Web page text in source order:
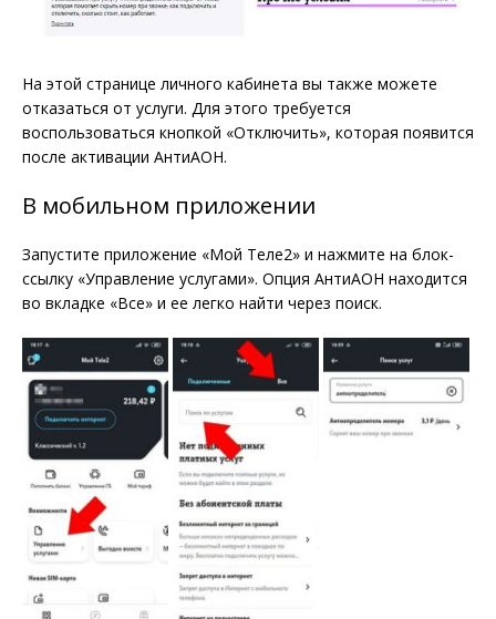
На этой странице личного кабинета вы также можете
отказаться от услуги. Для этого требуется
воспользоваться кнопкой «Отключить», которая появится
после активации АнтиАОН.
В мобильном приложении
Запустите приложение «Мой Теле2» и нажмите на блок-
ссылку «Управление услугами». Опция АнтиАОН находится
во вкладке «Все» и ее легко найти через поиск.